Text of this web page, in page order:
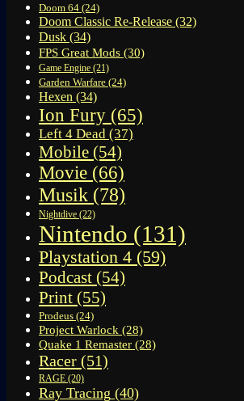
Doom 64 (24)
Doom Classic Re-Release (32)
Dusk (34)
FPS Great Mods (30)
Game Engine (21)
Garden Warfare (24)
Hexen (34)
Ion Fury (65)
Left 4 Dead (37)
Mobile (54)
Movie (66)
Musik (78)
Nightdive (22)
Nintendo (131)
Playstation 4 (59)
Podcast (54)
Print (55)
Prodeus (24)
Project Warlock (28)
Quake 1 Remaster (28)
Racer (51)
RAGE (20)
Ray Tracing (40)